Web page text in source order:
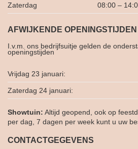
Zaterdag 08:00 –
AFWIJKENDE OPENINGSTIJDEN
I.v.m. ons bedrijfsuitje gelden de
openingstijden
Vrijdag 23 januari:
Zaterdag 24 januari:
Showtuin: Altijd geopend, ook op
per dag, 7 dagen per week kunt u uw
CONTACTGEGEVENS